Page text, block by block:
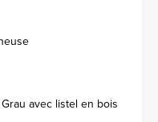
avec listel en bois